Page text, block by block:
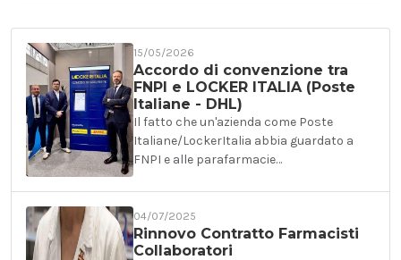
15/05/2026
Accordo di convenzione tra
FNPI e LOCKER ITALIA (Poste
Italiane - DHL)
Il fatto che un'azienda come Poste
Italiane/LockerItalia abbia guardato a
FNPI e alle parafarmacie…
04/07/2025
Rinnovo Contratto Farmacisti
Collaboratori